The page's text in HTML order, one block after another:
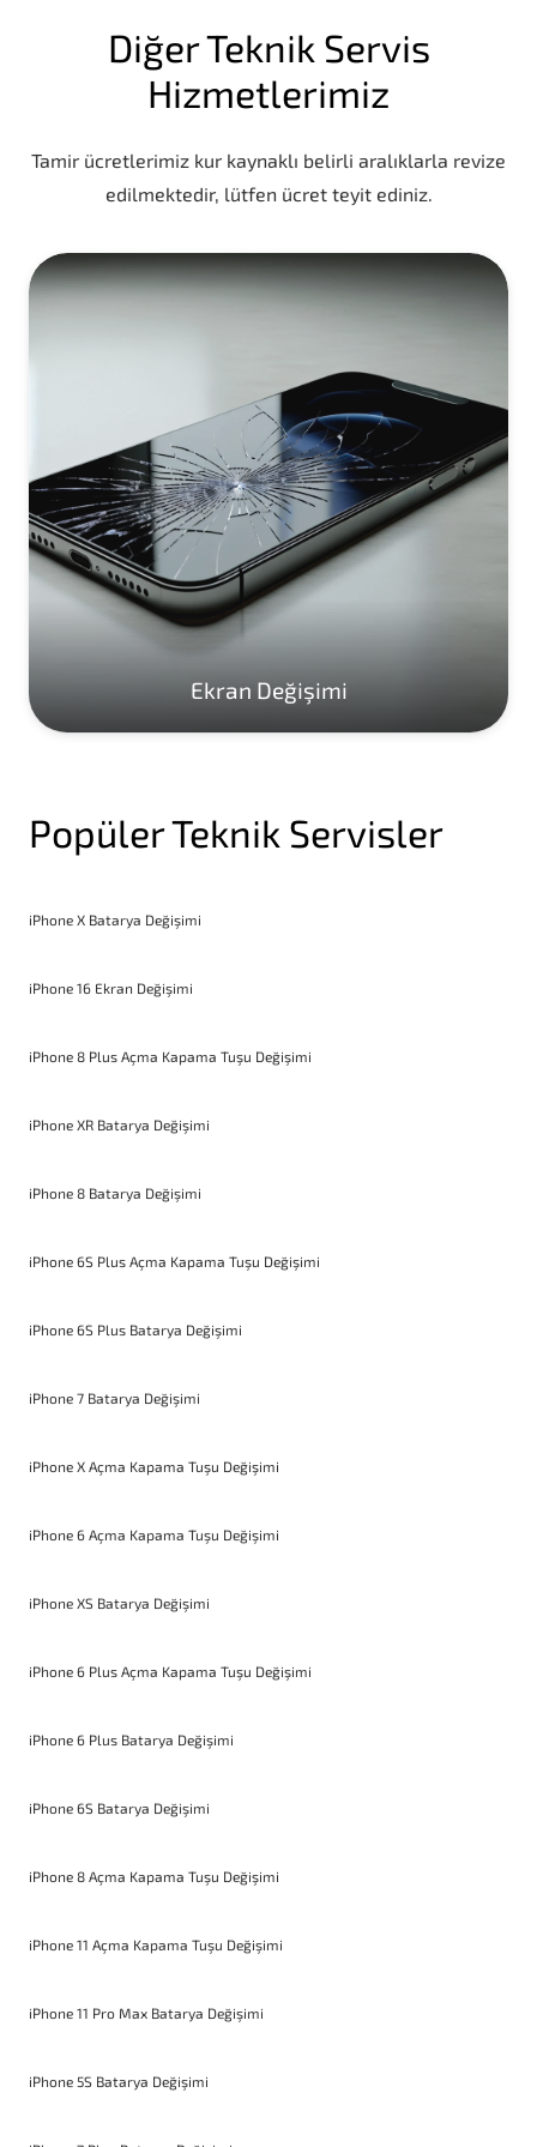
Diğer Teknik Servis
Hizmetlerimiz
Tamir ücretlerimiz kur kaynaklı belirli aralıklarla revize
edilmektedir, lütfen ücret teyit ediniz.
Ekran Değişimi
Popüler Teknik Servisler
iPhone X Batarya Değişimi
iPhone 16 Ekran Değişimi
iPhone 8 Plus Açma Kapama Tuşu Değişimi
iPhone XR Batarya Değişimi
iPhone 8 Batarya Değişimi
iPhone 6S Plus Açma Kapama Tuşu Değişimi
iPhone 6S Plus Batarya Değişimi
iPhone 7 Batarya Değişimi
iPhone X Açma Kapama Tuşu Değişimi
iPhone 6 Açma Kapama Tuşu Değişimi
iPhone XS Batarya Değişimi
iPhone 6 Plus Açma Kapama Tuşu Değişimi
iPhone 6 Plus Batarya Değişimi
iPhone 6S Batarya Değişimi
iPhone 8 Açma Kapama Tuşu Değişimi
iPhone 11 Açma Kapama Tuşu Değişimi
iPhone 11 Pro Max Batarya Değişimi
iPhone 5S Batarya Değişimi